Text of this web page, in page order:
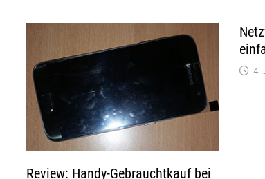
Review: Handy-Gebrauchtkauf bei
4.